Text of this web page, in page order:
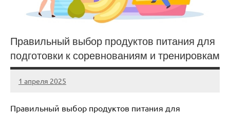
Правильный выбор продуктов питания для
подготовки к соревнованиям и тренировкам
1 апреля 2025
biewerplanet
Нет
Правильный выбор продуктов питания для